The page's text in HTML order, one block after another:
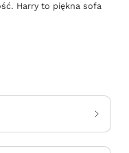
Harry to piękna sofa